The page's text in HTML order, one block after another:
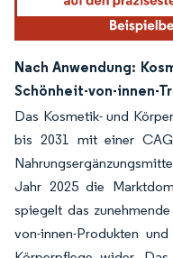
Nach Anwendung:
Schönheit-von-innen-
Das Kosmetik- und
bis 2031 mit einer
Jahr 2025 die
spiegelt das
von-innen-Produkten